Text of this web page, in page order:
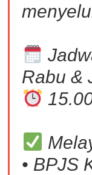
Rabu &
• BPJS